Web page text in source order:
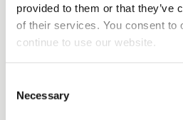
provided to them or that they’ve
of their services. You consent to
continue to use our website.
Selection
Necessary
Motorkettingzaag /
doet): maaiwerk loopt
om veilig te werken
Basis plantenkennis